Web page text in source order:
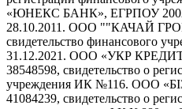
«ЮНЕКС БАНК», ЕГРПОУ
28.10.2011. ООО ""КАЧАЙ
свидетельство финансового
31.12.2021. ООО «УКР
38548598, свидетельство о
учреждения ИК №116. ООО
41084239, свидетельство о